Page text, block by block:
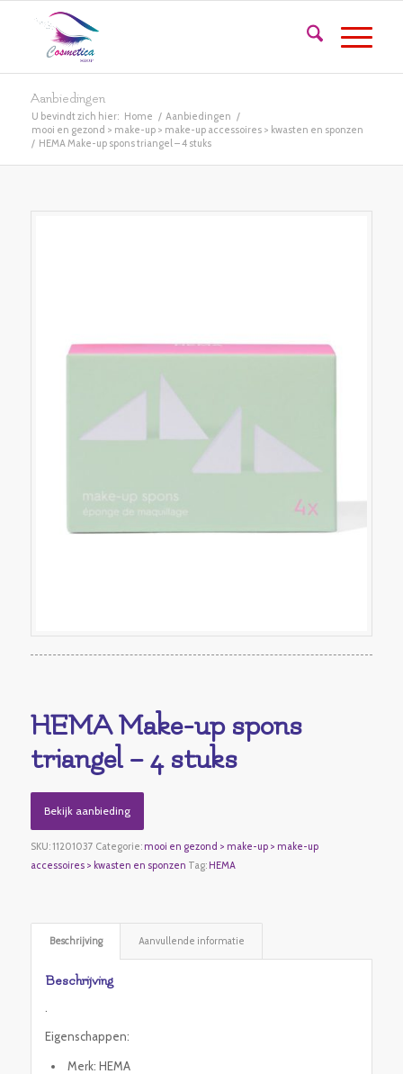
Aanbiedingen
U bevindt zich hier: Home / Aanbiedingen /
mooi en gezond > make-up > make-up accessoires > kwasten en sponzen
/ HEMA Make-up spons triangel – 4 stuks
HEMA Make-up spons
triangel – 4 stuks
Bekijk aanbieding
SKU:11201037 Categorie: mooi en gezond > make-up > make-up
accessoires > kwasten en sponzen Tag: HEMA
Beschrijving Aanvullende informatie
Beschrijving
.
Eigenschappen:
Merk: HEMA